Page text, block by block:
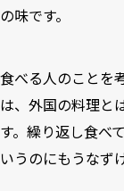
の味です。
食べる人のことを
は、外国の料理と
す。繰り返し食べ
いうのにもうなず